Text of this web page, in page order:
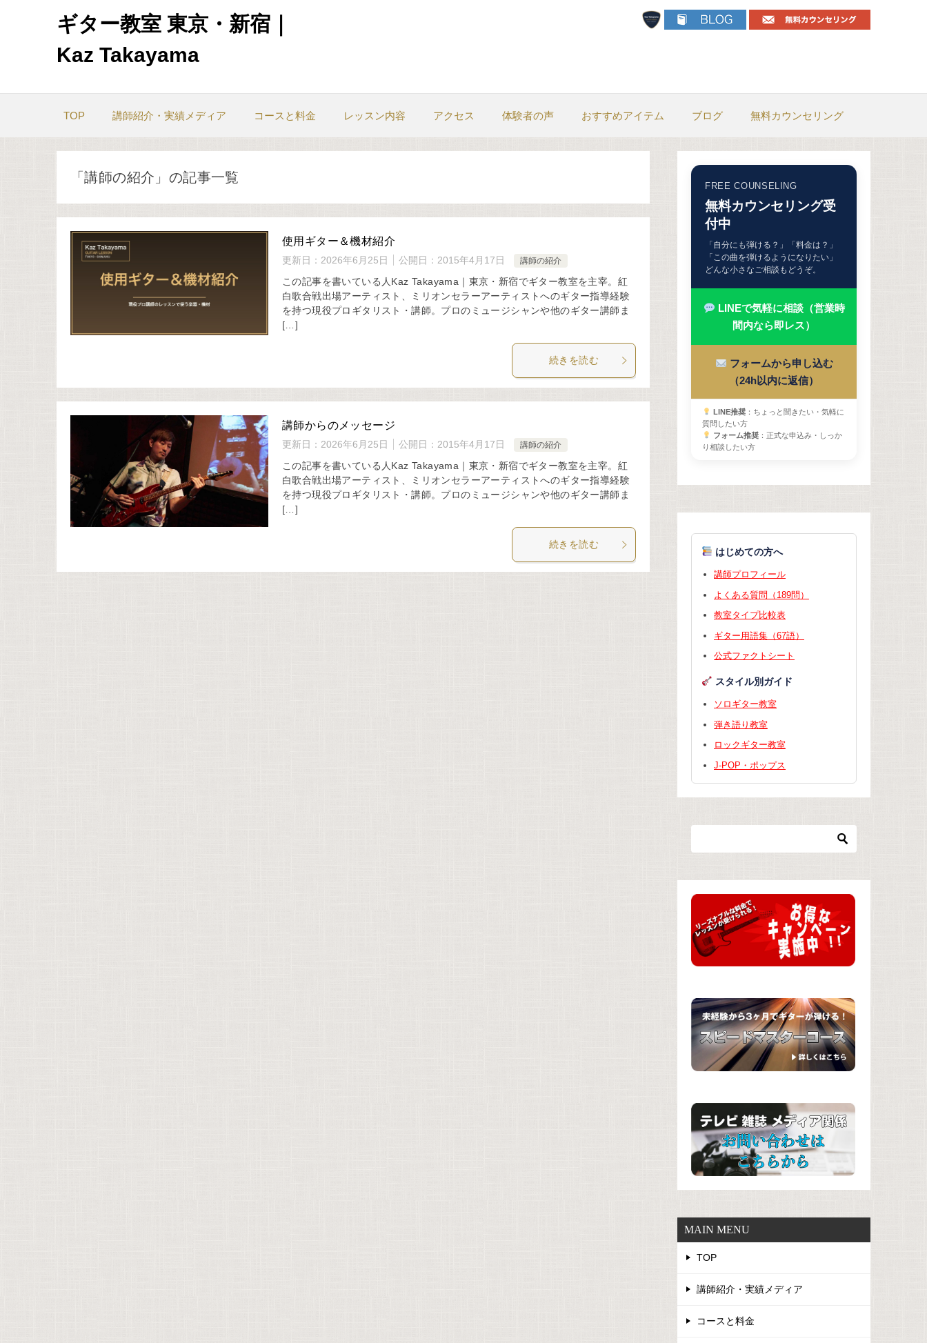
ギター教室 東京・新宿｜
Kaz Takayama
TOP 講師紹介・実績メディア コースと料金 レッスン内容 アクセス 体験者の声 おすすめアイテム ブログ 無料カウンセリング
「講師の紹介」の記事一覧
使用ギター＆機材紹介
更新日： 2026年6月25日 公開日： 2015年4月17日 講師の紹介
この記事を書いている人Kaz Takayama｜東京・新宿でギター教室を主宰。紅
白歌合戦出場アーティスト、ミリオンセラーアーティストへのギター指導経験
を持つ現役プロギタリスト・講師。プロのミュージシャンや他のギター講師ま
[…]
続きを読む
講師からのメッセージ
更新日： 2026年6月25日 公開日： 2015年4月17日 講師の紹介
この記事を書いている人Kaz Takayama｜東京・新宿でギター教室を主宰。紅
白歌合戦出場アーティスト、ミリオンセラーアーティストへのギター指導経験
を持つ現役プロギタリスト・講師。プロのミュージシャンや他のギター講師ま
[…]
続きを読む
FREE COUNSELING
無料カウンセリング受
付中
「自分にも弾ける？」「料金は？」
「この曲を弾けるようになりたい」
どんな小さなご相談もどうぞ。
LINEで気軽に相談（営業時
間内なら即レス）
フォームから申し込む
（24h以内に返信）
LINE推奨：ちょっと聞きたい・気軽に
質問したい方
フォーム推奨：正式な申込み・しっか
り相談したい方
はじめての方へ
講師プロフィール
よくある質問（189問）
教室タイプ比較表
ギター用語集（67語）
公式ファクトシート
スタイル別ガイド
ソロギター教室
弾き語り教室
ロックギター教室
J-POP・ポップス
MAIN MENU
TOP
講師紹介・実績メディア
コースと料金